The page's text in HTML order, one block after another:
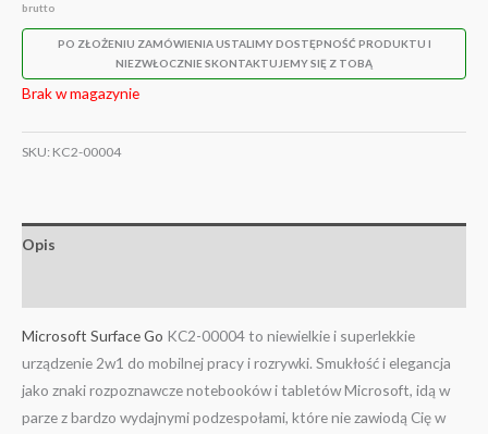
brutto
PO ZŁOŻENIU ZAMÓWIENIA USTALIMY DOSTĘPNOŚĆ PRODUKTU I
NIEZWŁOCZNIE SKONTAKTUJEMY SIĘ Z TOBĄ
Brak w magazynie
SKU: KC2-00004
Opis
Microsoft Surface Go KC2-00004 to niewielkie i superlekkie
urządzenie 2w1 do mobilnej pracy i rozrywki. Smukłość i elegancja
jako znaki rozpoznawcze notebooków i tabletów Microsoft, idą w
parze z bardzo wydajnymi podzespołami, które nie zawiodą Cię w